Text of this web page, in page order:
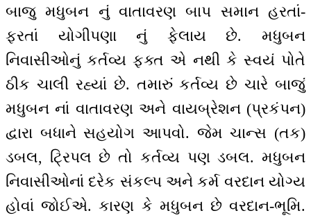
બાજુ મધુબન નું વાતાવરણ બાપ સમાન હરતાં-
ફરતાં યોગીપણા નું ફેલાય છે. મધુબન
નિવાસીઓનું કર્તવ્ય ફક્ત એ નથી કે સ્વયં પોતે
ઠીક ચાલી રહ્યાં છે. તમારું કર્તવ્ય છે ચારે બાજું
મધુબન નાં વાતાવરણ અને વાયબ્રેશન (પ્રકંપન)
દ્વારા બધાને સહયોગ આપવો. જેમ ચાન્સ (તક)
ડબલ, ટ્રિપલ છે તો કર્તવ્ય પણ ડબલ. મધુબન
નિવાસીઓનાં દરેક સંકલ્પ અને કર્મ વરદાન યોગ્ય
હોવાં જોઈએ. કારણ કે મધુબન છે વરદાન-ભૂમિ.